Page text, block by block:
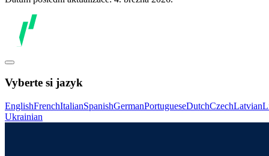
Vyberte si jazyk
EnglishFrenchItalianSpanishGermanPortugueseDutchCzechLatvian
Ukrainian